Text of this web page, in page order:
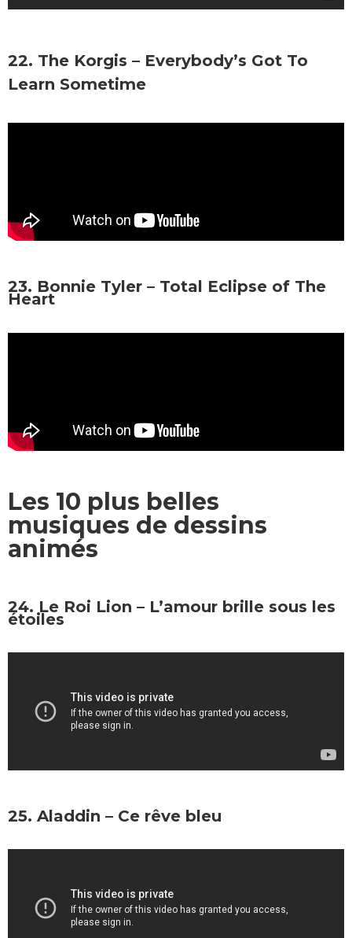
22. The Korgis – Everybody’s Got To
Learn Sometime
23. Bonnie Tyler – Total Eclipse of The
Heart
Les 10 plus belles
musiques de dessins
animés
24. Le Roi Lion – L’amour brille sous les
étoiles
25. Aladdin – Ce rêve bleu